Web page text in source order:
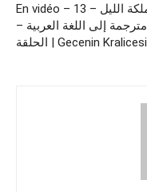
En vidéo – 13 ملكة الليل –
مترجمة إلى اللغة العربية –
الحلقة | Gecenin Kralicesi